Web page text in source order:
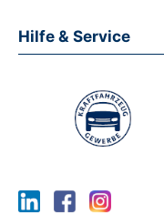
Hilfe & Service